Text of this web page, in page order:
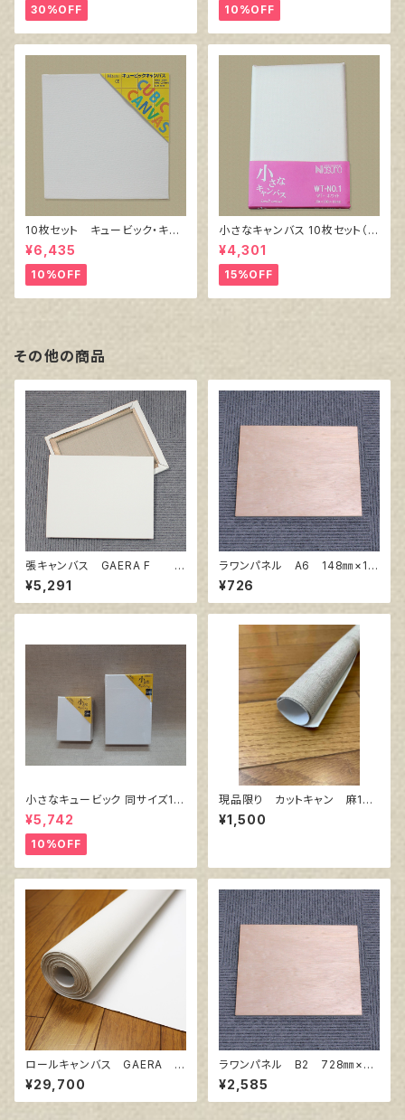
30%OFF 10%OFF
10枚セット キュービック・キャ
ンバス白（縦150㎜×横150㎜×
厚38㎜）
¥6,435
10%OFF
小さなキャンバス 10枚セット（ホ
ワイト塗りキャンバス張り）
¥4,301
15%OFF
その他の商品
張キャンバス GAERA F 2
0号
¥5,291
ラワンパネル A6 148㎜×10
5㎜
¥726
小さなキュービック 同サイズ10
個組
¥5,742
10%OFF
現品限り カットキャン 麻10
0％ F4 (5枚組)
¥1,500
ロールキャンバス GAERA F
145㎝巾×5m巻
¥29,700
ラワンパネル B2 728㎜×51
5㎜
¥2,585